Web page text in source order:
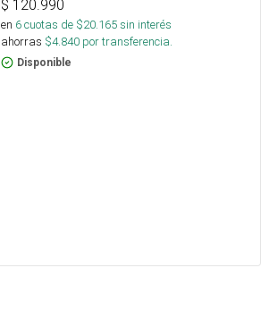
$ 120.990
en 6cuotas de $20.165sin interés
ahorras $4.840 por transferencia.
Disponible